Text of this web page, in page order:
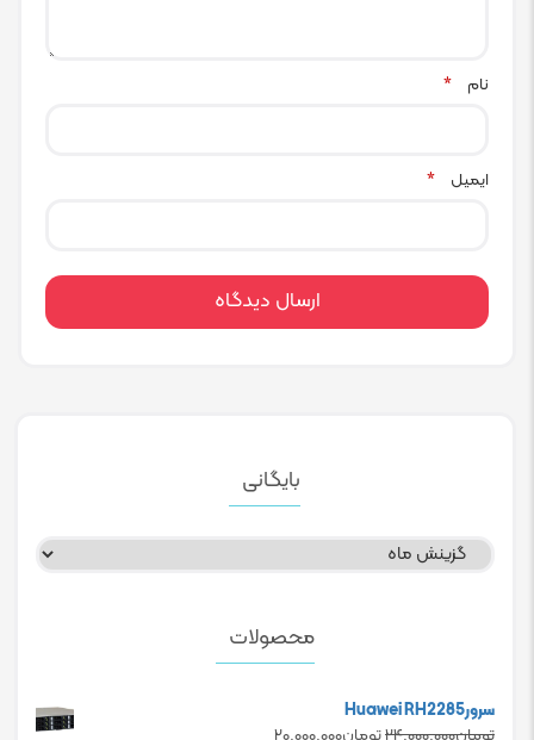
نام *
ایمیل *
بایگانی
بایگانی
محصولات
سرورHuawei RH2285
Original
Current